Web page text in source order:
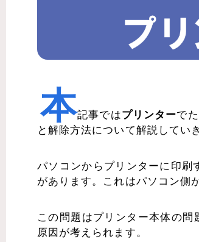
本記事ではプリンターで
と解除方法について解説してい
パソコンからプリンターに印刷
があります。これはパソコン側
この問題はプリンター本体の
原因が考えられます。